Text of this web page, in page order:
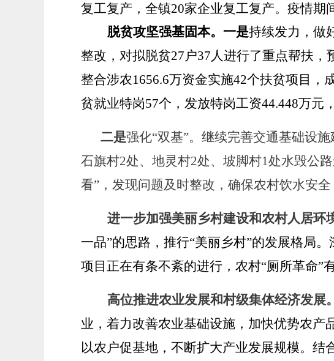
复工复产，全镇20家企业复工复产。疫情期
脱贫攻坚强基固本。 一是持续发力，做
整改，对拟脱贫27户37人进行了重点帮扶，
整合涉农1656.6万资金实施42个扶贫项目，
贫就业特岗57个，发放特岗工资44.448万元
二是强化“双基”。 继续完善交通基础设施
石旗村2处、地灵村2处、坡脚村1处水毁公
看”，发现问题及时整改，确保农村饮水安全
进一步加强美丽乡村建设和农村人居环
一品”的思路，推行“美丽乡村”的发展格局
项目正在有条不紊的进行，农村“厕所革命”
高位推进农业发展和村级集体经济发展。
业，着力改善农业基础设施，加快优势农产
以农户促基地，不断扩大产业发展规模。